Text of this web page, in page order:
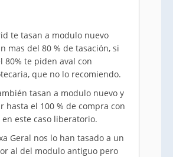
te tasan a modulo nuevo
mas del 80 % de tasación, si
80% te piden aval con
que no lo recomiendo.
tasan a modulo nuevo y
hasta el 100 % de compra con
este caso liberatorio.
Geral nos lo han tasado a un
al del modulo antiguo pero